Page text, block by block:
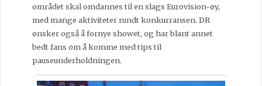
området skal omdannes til en slags Eurovision-øy,
med mange aktiviteter rundt konkurransen. DR
ønsker også å fornye showet, og har blant annet
bedt fans om å komme med tips til
pauseunderholdningen.